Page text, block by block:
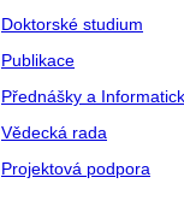
Doktorské studium
Publikace
Přednášky a
Vědecká rada
Projektová podpora